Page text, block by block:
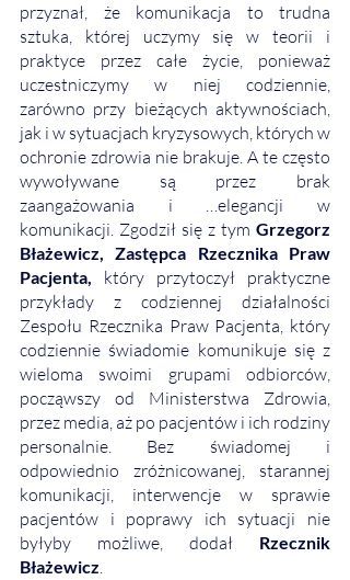
przyznał, że komunikacja to trudna
sztuka, której uczymy się w teorii i
praktyce przez całe życie, ponieważ
uczestniczymy w niej codziennie,
zarówno przy bieżących aktywnościach,
jak i w sytuacjach kryzysowych, których w
ochronie zdrowia nie brakuje. A te często
wywoływane są przez brak
zaangażowania i …elegancji w
komunikacji. Zgodził się z tym Grzegorz
Błażewicz, Zastępca Rzecznika Praw
Pacjenta, który przytoczył praktyczne
przykłady z codziennej działalności
Zespołu Rzecznika Praw Pacjenta, który
codziennie świadomie komunikuje się z
wieloma swoimi grupami odbiorców,
począwszy od Ministerstwa Zdrowia,
przez media, aż po pacjentów i ich rodziny
personalnie. Bez świadomej i
odpowiednio zróżnicowanej, starannej
komunikacji, interwencje w sprawie
pacjentów i poprawy ich sytuacji nie
byłyby możliwe, dodał Rzecznik
Błażewicz.